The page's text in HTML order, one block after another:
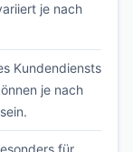
je nach
Kundendiensts
je nach
für